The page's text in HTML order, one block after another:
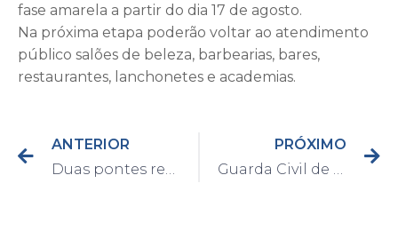
fase amarela a partir do dia 17 de agosto.
Na próxima etapa poderão voltar ao atendimento
público salões de beleza, barbearias, bares,
restaurantes, lanchonetes e academias.
ANTERIOR
PRÓXIMO